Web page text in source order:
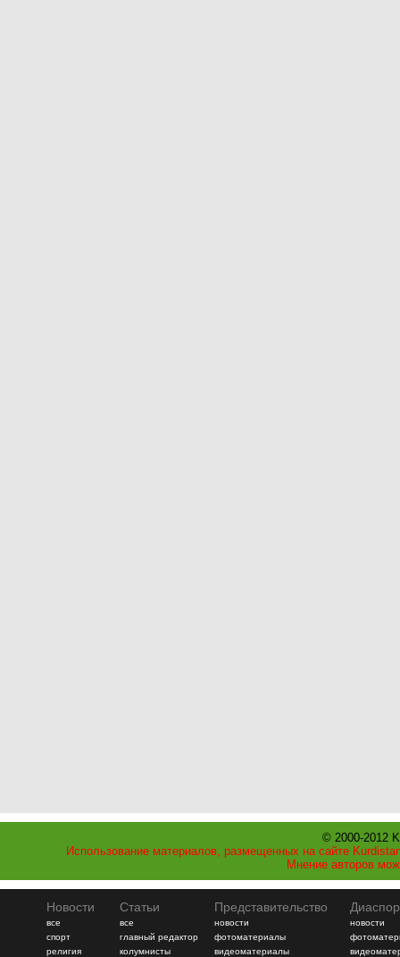
© 2000-2012
Использование материалов, размещенных на сайте
Мнение авторов
Новости
все
спорт
религия
Статьи
все
главный редактор
колумнисты
Представительство
новости
фотоматериалы
видеоматериалы
новости